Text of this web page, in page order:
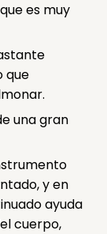
es muy
que
una gran
y en
ayuda
cuerpo,